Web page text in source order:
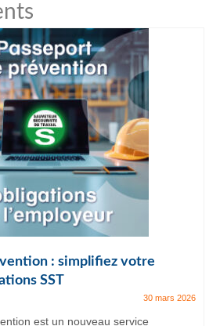
: simplifiez votre
SST
30 mars 2026
est un nouveau service